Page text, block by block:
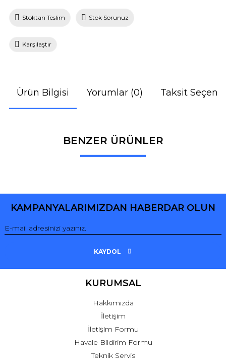
Stoktan Teslim Stok Sorunuz
Karşılaştır
Ürün Bilgisi Yorumlar (0) Taksit
BENZER ÜRÜNLER
KAMPANYALARIMIZDAN HABERDAR OLUN
KAYDOL
KURUMSAL
Hakkımızda
İletişim
İletişim Formu
Havale Bildirim Formu
Teknik Servis